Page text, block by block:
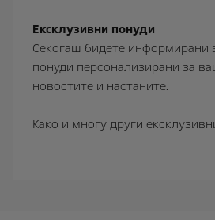
Ексклузивни понуди
Секогаш бидете информирани
понуди персонализирани за
новостите и настаните.
Како и многу други